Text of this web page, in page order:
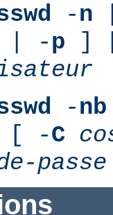
-n
| -p ]
-nb
[ -C
passe